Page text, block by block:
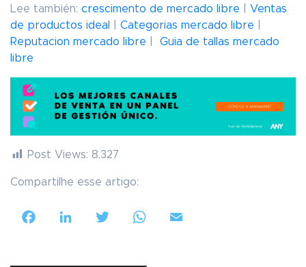
Lee también: crescimento de mercado libre
Ventas
de productos ideal
Categorias mercado libre
Reputacion mercado libre
Guia de tallas mercado
libre
Post Views: 8.327
Compartilhe esse artigo:
FacebookLinkedIn Twitter WhatsApp